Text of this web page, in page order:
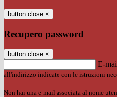
button close ×
Recupero password
button close ×
E-
all'indirizzo indicato con le istruzioni
Non hai una e-mail associata al nome